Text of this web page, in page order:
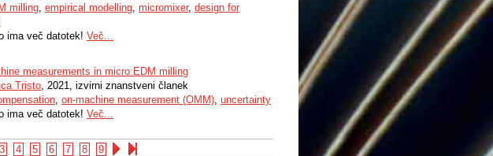
3 4 5 6 7 8 9
milling, empirical modelling, micromixer, design for
ima več datotek! Več...
measurements in micro EDM milling
Tristo, 2021, izvirni znanstveni članek
, on-machine measurement (OMM), uncertainty
ima več datotek! Več...